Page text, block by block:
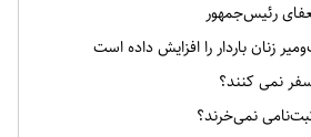
رئیس‌جمهور
زنان باردار را افزایش داده است
نمی کنند؟
نمی‌خرند؟